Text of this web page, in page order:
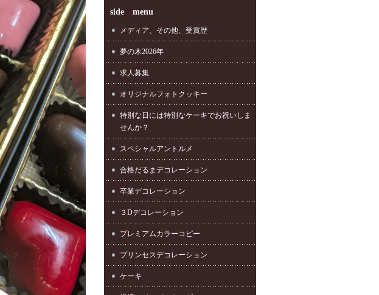
side menu
メディア、その他、受賞歴
夢の木2026年
求人募集
オリジナルフォトクッキー
特別な日には特別なケーキでお祝いしま
せんか？
スペシャルアントルメ
合格だるまデコレーション
卒業デコレーション
３Dデコレーション
プレミアムカラーコピー
プリンセスデコレーション
ケーキ